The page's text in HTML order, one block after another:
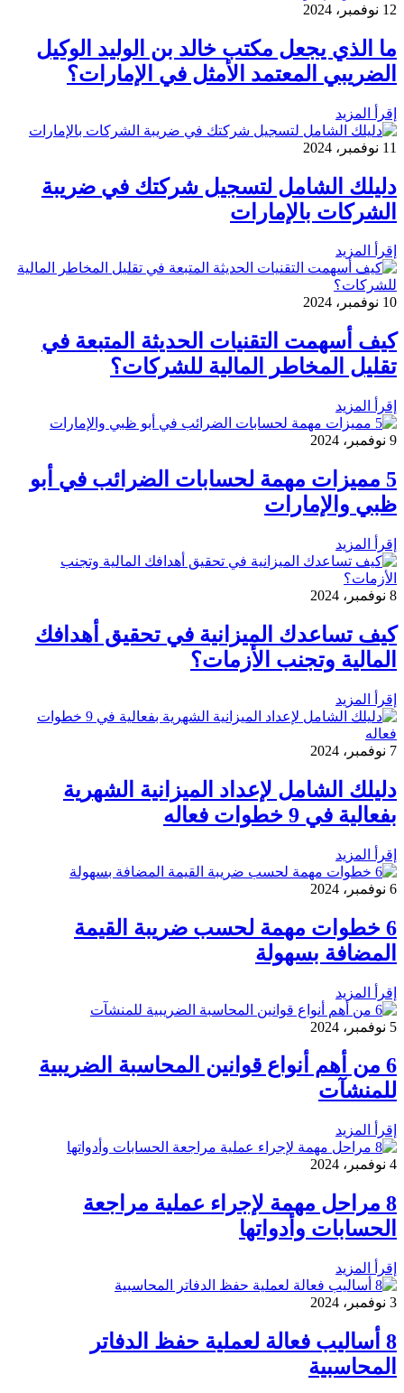
12 نوفمبر، 2024
ما الذي يجعل مكتب خالد بن الوليد الوكيل
الضريبي المعتمد الأمثل في الإمارات؟
إقرأ المزيد
11 نوفمبر، 2024
دليلك الشامل لتسجيل شركتك في ضريبة
الشركات بالإمارات
إقرأ المزيد
10 نوفمبر، 2024
كيف أسهمت التقنيات الحديثة المتبعة في
تقليل المخاطر المالية للشركات؟
إقرأ المزيد
9 نوفمبر، 2024
5 مميزات مهمة لحسابات الضرائب في أبو
ظبي والإمارات
إقرأ المزيد
8 نوفمبر، 2024
كيف تساعدك الميزانية في تحقيق أهدافك
المالية وتجنب الأزمات؟
إقرأ المزيد
7 نوفمبر، 2024
دليلك الشامل لإعداد الميزانية الشهرية
بفعالية في 9 خطوات فعاله
إقرأ المزيد
6 نوفمبر، 2024
6 خطوات مهمة لحسب ضريبة القيمة
المضافة بسهولة
إقرأ المزيد
5 نوفمبر، 2024
6 من أهم أنواع قوانين المحاسبة الضريبية
للمنشآت
إقرأ المزيد
4 نوفمبر، 2024
8 مراحل مهمة لإجراء عملية مراجعة
الحسابات وأدواتها
إقرأ المزيد
3 نوفمبر، 2024
8 أساليب فعالة لعملية حفظ الدفاتر
المحاسبية